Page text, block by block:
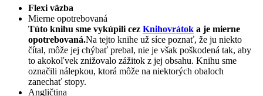
Flexi väzba
Mierne opotrebovaná
Túto knihu sme vykúpili cez Knihovrátok a je mierne
opotrebovaná.Na tejto knihe už síce poznať, že ju niekto
čítal, môže jej chýbať prebal, nie je však poškodená tak, aby
to akokoľvek znižovalo zážitok z jej obsahu. Knihu sme
označili nálepkou, ktorá môže na niektorých obaloch
zanechať stopy.
Angličtina